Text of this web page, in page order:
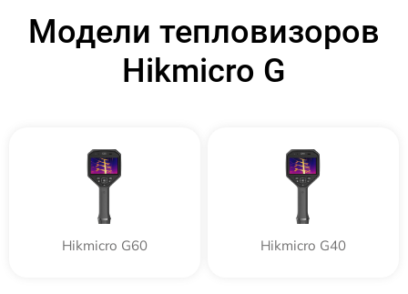
Модели тепловизоров
Hikmicro G
Hikmicro G60 Hikmicro G40